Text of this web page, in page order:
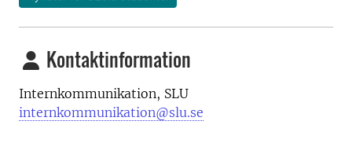
Kontaktinformation
Internkommunikation, SLU
internkommunikation@slu.se